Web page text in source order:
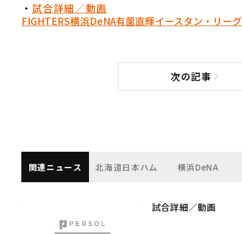
・ 試合詳細／動画
FIGHTERS横浜DeNA有薗直輝イースタン・リーグ
次の記事次の記事へ
関連ニュース 北海道日本ハム 横浜DeNA
試合詳細／動画